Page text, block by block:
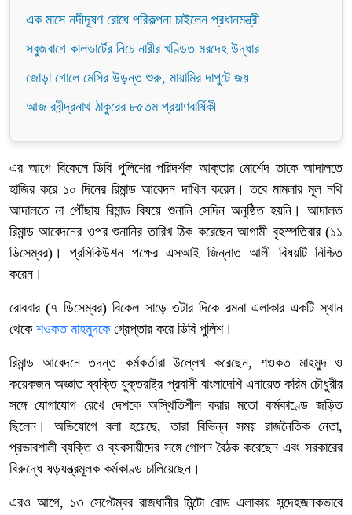
এক মাসে নদীদূষণ রোধে পরিকল্পনা চাইলেন প্রধানমন্ত্রী
সবুজবাগে কালভার্টের নিচে নারীর খণ্ডিত মরদেহ উদ্ধার
জোড়া গোলে মেসির উড়ন্ত শুরু, মায়ামির দাপুটে জয়
আজ রবীন্দ্রনাথ ঠাকুরের ৮৫তম প্রয়াণবার্ষিকী
এর আগে বিকেলে ডিবি পুলিশের পরিদর্শক আক্তার মোর্শেদ তাকে আদালতে
হাজির করে ১০ দিনের রিমান্ড আবেদন দাখিল করেন। তবে মামলার মূল নথি
আদালতে না পৌঁছায় রিমান্ড বিষয়ে শুনানি সেদিন অনুষ্ঠিত হয়নি। আদালত
রিমান্ড আবেদনের ওপর শুনানির তারিখ ঠিক করেছেন আগামী বৃহস্পতিবার (১১
ডিসেম্বর)। প্রসিকিউশন পক্ষের এসআই জিন্নাত আলী বিষয়টি নিশ্চিত
করেন।
রোববার (৭ ডিসেম্বর) বিকেল সাড়ে ৩টার দিকে রমনা এলাকার একটি স্থান
থেকে শওকত মাহমুদকেগ্রেপ্তার করে ডিবি পুলিশ।
রিমান্ড আবেদনে তদন্ত কর্মকর্তারা উল্লেখ করেছেন, শওকত মাহমুদ ও
কয়েকজন অজ্ঞাত ব্যক্তি যুক্তরাষ্ট্র প্রবাসী বাংলাদেশি এনায়েত করিম চৌধুরীর
সঙ্গে যোগাযোগ রেখে দেশকে অস্থিতিশীল করার মতো কর্মকাণ্ডে জড়িত
ছিলেন। অভিযোগে বলা হয়েছে, তারা বিভিন্ন সময় রাজনৈতিক নেতা,
প্রভাবশালী ব্যক্তি ও ব্যবসায়ীদের সঙ্গে গোপন বৈঠক করেছেন এবং সরকারের
বিরুদ্ধে ষড়যন্ত্রমূলক কর্মকাণ্ড চালিয়েছেন।
এরও আগে, ১৩ সেপ্টেম্বর রাজধানীর মিন্টো রোড এলাকায় সন্দেহজনকভাবে